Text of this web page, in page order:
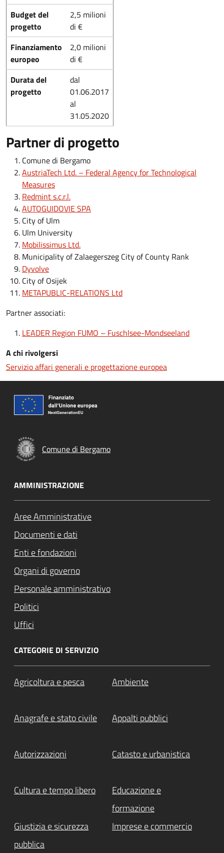
Budget del
progetto
2,5 milioni
di €
Finanziamento
europeo
2,0 milioni
di €
Durata del
progetto
dal
01.06.2017
al
31.05.2020
Partner di progetto
Comune di Bergamo
AustriaTech Ltd. – Federal Agency for Technological
Measures
Redmint s.c.r.l.
AUTOGUIDOVIE SPA
City of Ulm
Ulm University
Mobilissimus Ltd.
Municipality of Zalaegerszeg City of County Rank
Dyvolve
City of Osijek
METAPUBLIC-RELATIONS Ltd
Partner associati:
LEADER Region FUMO – Fuschlsee-Mondseeland
A chi rivolgersi
Servizio affari generali e progettazione europea
Comune di Bergamo
AMMINISTRAZIONE
Aree Amministrative
Documenti e dati
Enti e fondazioni
Organi di governo
Personale amministrativo
Politici
Uffici
CATEGORIE DI SERVIZIO
Agricoltura e pesca Ambiente
Anagrafe e stato civile Appalti pubblici
Autorizzazioni Catasto e urbanistica
Cultura e tempo libero
Educazione e
formazione
Giustizia e sicurezza
pubblica
Imprese e commercio